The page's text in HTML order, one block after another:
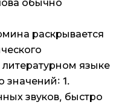
раскрывается
языке
значений: 1.
звуков, быстро